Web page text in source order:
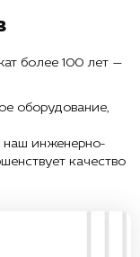
более 100 лет —
оборудование,
наш инженерно-
качество